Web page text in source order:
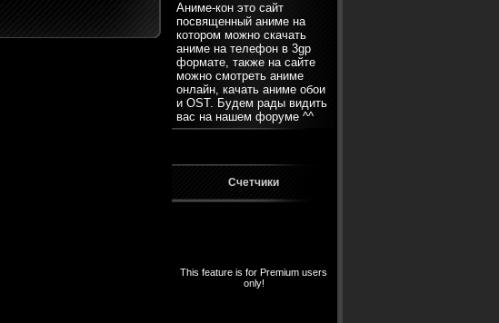
Аниме-кон это сайт
посвященный аниме на
котором можно скачать
аниме на телефон в 3gp
формате, также на сайте
можно смотреть аниме
онлайн, качать аниме обои
и OST. Будем рады видить
вас на нашем форуме ^^
Счетчики
This feature is for Premium users
only!